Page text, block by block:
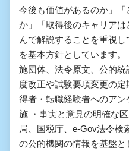
今後も価値があるのか」
か」「取得後のキャリア
んで解説することを重視
を基本方針としています
施団体、法令原文、公的統
度改正や試験要項変更の
得者・転職経験者へのア
施 ・事実と意見の明確な
局、国税庁、e-Gov法令検
の公的機関の情報を基盤